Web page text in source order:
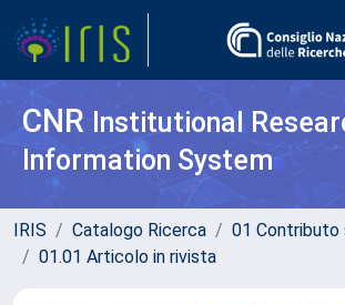
CNR Institutional
Information System
IRIS Catalogo Ricerca
01 Contributo
01.01 Articolo in rivista